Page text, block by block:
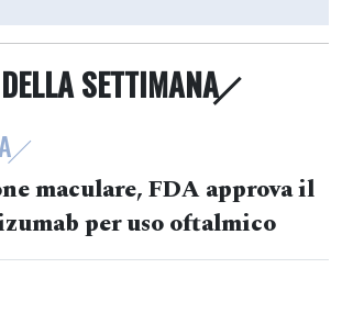
SETTIMANA
maculare, FDA approva il
per uso oftalmico